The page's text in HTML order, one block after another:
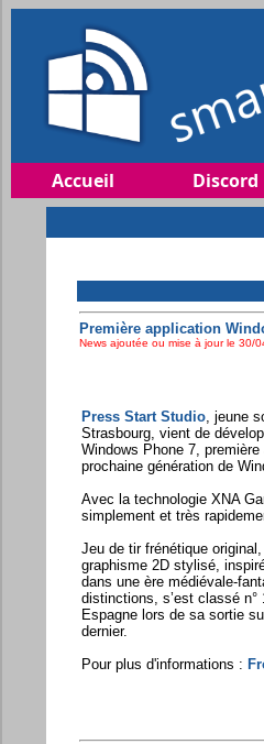
Accueil Discord
Première application
News ajoutée ou mise à jour le 30/
Press Start Studio, jeune
Strasbourg, vient de
Windows Phone 7,
prochaine génération de
Avec la technologie XNA
simplement et très
Jeu de tir frénétique
graphisme 2D stylisé,
dans une ère médiévale-
distinctions, s’est classé
Espagne lors de sa sortie
dernier.
Pour plus d'informations :